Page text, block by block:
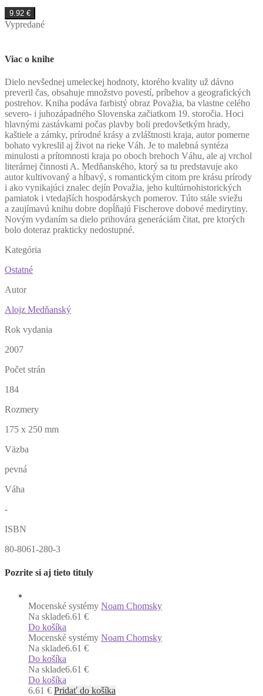
9.92 €
Vypredané
Viac o knihe
Dielo nevšednej umeleckej hodnoty, ktorého kvality už dávno
preveril čas, obsahuje množstvo povestí, príbehov a geografických
postrehov. Kniha podáva farbistý obraz Považia, ba vlastne celého
severo- i juhozápadného Slovenska začiatkom 19. storočia. Hoci
hlavnými zastávkami počas plavby boli predovšetkým hrady,
kaštiele a zámky, prírodné krásy a zvláštnosti kraja, autor pomerne
bohato vykreslil aj život na rieke Váh. Je to malebná syntéza
minulosti a prítomnosti kraja po oboch brehoch Váhu, ale aj vrchol
literárnej činnosti A. Medňanského, ktorý sa tu predstavuje ako
autor kultivovaný a hĺbavý, s romantickým citom pre krásu prírody
i ako vynikajúci znalec dejín Považia, jeho kultúrnohistorických
pamiatok i vtedajších hospodárskych pomerov. Túto stále sviežu
a zaujímavú knihu dobre dopĺňajú Fischerove dobové medirytiny.
Novým vydaním sa dielo prihovára generáciám čitat, pre ktorých
bolo doteraz prakticky nedostupné.
Kategória
Ostatné
Autor
Alojz Medňanský
Rok vydania
2007
Počet strán
184
Rozmery
175 x 250 mm
Väzba
pevná
Váha
-
ISBN
80-8061-280-3
Pozrite si aj tieto tituly
Mocenské systémy Noam Chomsky
Na sklade6.61 €
Do košíka
Mocenské systémy Noam Chomsky
Na sklade6.61 €
Do košíka
Na sklade6.61 €
Do košíka
6.61 € Pridať do košíka